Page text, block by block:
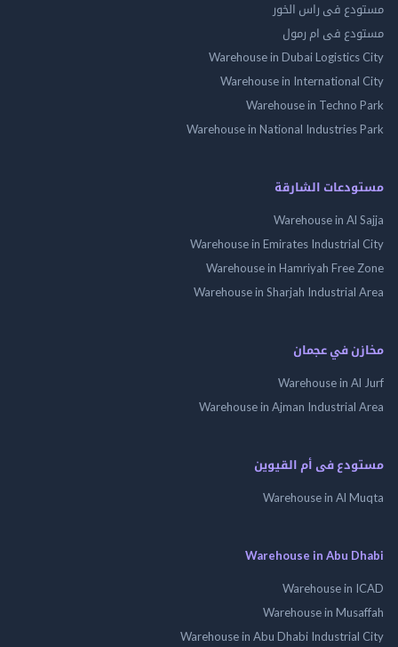
مستودع فى راس الخور
مستودع فى ام رمول
Warehouse in Dubai Logistics City
Warehouse in International City
Warehouse in Techno Park
Warehouse in National Industries Park
مستودعات الشارقة
Warehouse in Al Sajja
Warehouse in Emirates Industrial City
Warehouse in Hamriyah Free Zone
Warehouse in Sharjah Industrial Area
مخازن في عجمان
Warehouse in Al Jurf
Warehouse in Ajman Industrial Area
مستودع فى أم القيوين
Warehouse in Al Muqta
Warehouse in Abu Dhabi
Warehouse in ICAD
Warehouse in Musaffah
Warehouse in Abu Dhabi Industrial City